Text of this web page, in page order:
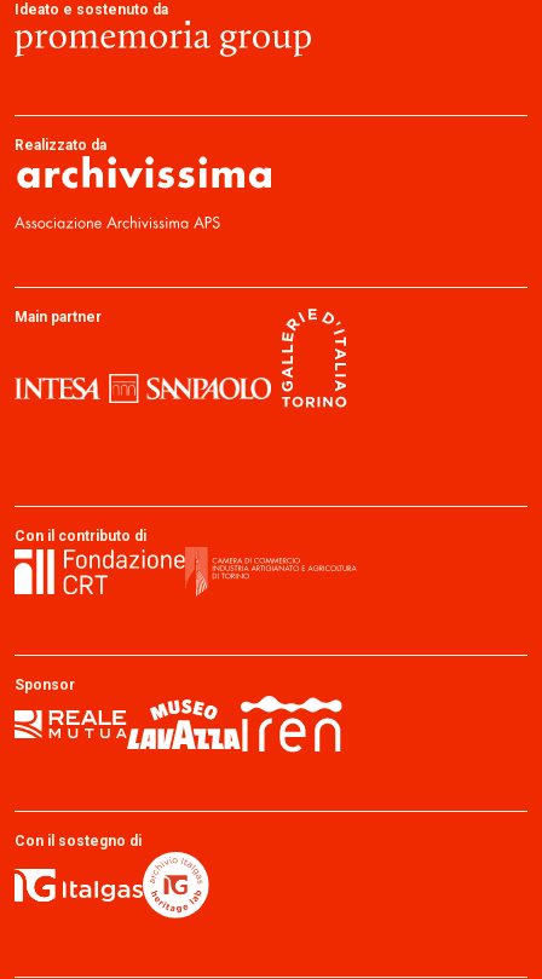
Ideato e sostenuto da
Realizzato da
Main partner
Con il contributo di
Sponsor
Con il sostegno di